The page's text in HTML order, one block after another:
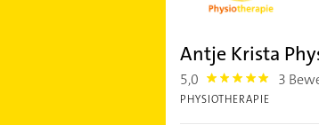
Antje Krista
5,0 5.0 3
PHYSIOTHERAPIE